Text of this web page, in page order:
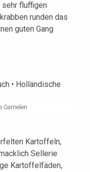
sehr fluffigen
runden das
guten Gang
Garnelen
Kartoffeln,
Sellerie
Kartoffelfäden,